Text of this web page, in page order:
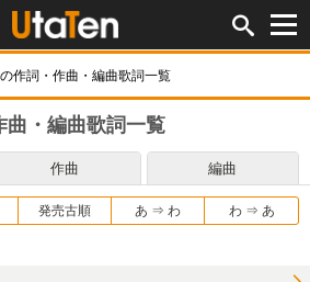
作詞・作曲・編曲歌詞一覧
曲・編曲歌詞一覧
作曲 編曲
発売古順 あ ⇒ わ わ ⇒ あ